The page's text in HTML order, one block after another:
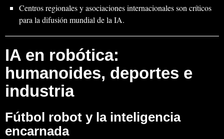
Centros regionales y asociaciones internacionales son críticos
para la difusión mundial de la IA.
IA en robótica:
humanoides, deportes e
industria
Fútbol robot y la inteligencia
encarnada